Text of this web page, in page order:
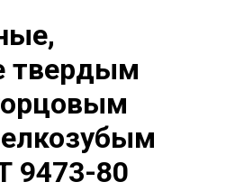
твердым
9473-80